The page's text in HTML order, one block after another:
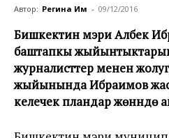
Автор: Регина Им - 09/12/2016
Бишкектин мэри Албек
баштапкы
журналисттер менен
жыйынында Ибраимов
келечек пландар жөнүндө